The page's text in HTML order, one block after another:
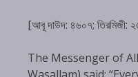
[আবূ দাউদ: ৪৬০৭; তিরমিজী:
The Messenger of
Wasallam) said: